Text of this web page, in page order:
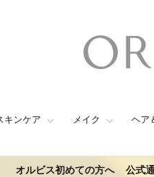
キンケア メイク ヘア
オルビス初めての方へ 公式